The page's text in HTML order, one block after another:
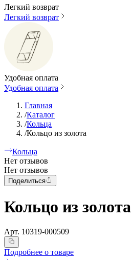
Легкий возврат
Легкий возврат
Удобная оплата
Удобная оплата
Главная
/Каталог
/Кольца
/Кольцо из золота
Кольца
Нет отзывов
Нет отзывов
Поделиться
Кольцо из золота
Арт. 10319-000509
Подробнее о товаре